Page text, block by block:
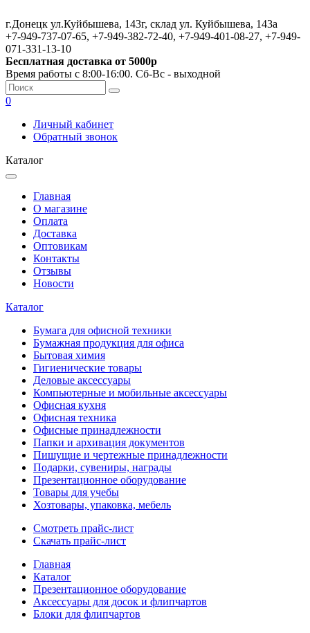
г.Донецк ул.Куйбышева, 143г, склад ул. Куйбышева, 143а
+7-949-737-07-65, +7-949-382-72-40, +7-949-401-08-27, +7-949-
071-331-13-10
Бесплатная доставка от 5000р
Время работы с 8:00-16:00. Сб-Вс - выходной
0
Личный кабинет
Обратный звонок
Каталог
Главная
О магазине
Оплата
Доставка
Оптовикам
Контакты
Отзывы
Новости
Каталог
Бумага для офисной техники
Бумажная продукция для офиса
Бытовая химия
Гигиенические товары
Деловые аксессуары
Компьютерные и мобильные аксессуары
Офисная кухня
Офисная техника
Офисные принадлежности
Папки и архивация документов
Пишущие и чертежные принадлежности
Подарки, сувениры, награды
Презентационное оборудование
Товары для учебы
Хозтовары, упаковка, мебель
Смотреть прайс-лист
Скачать прайс-лист
Главная
Каталог
Презентационное оборудование
Аксессуары для досок и флипчартов
Блоки для флипчартов